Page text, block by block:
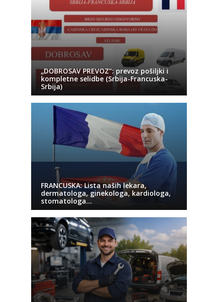
„DOBROSAV PREVOZ“: prevoz pošiljki i
kompletne selidbe (Srbija-Francuska-
Srbija)
FRANCUSKA: Lista naših lekara,
dermatologa, ginekologa, kardiologa,
stomatologa…